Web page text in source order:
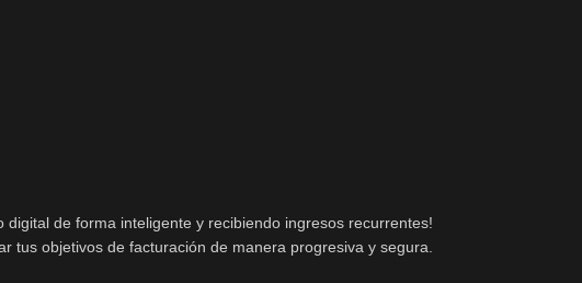
de forma inteligente y recibiendo ingresos recurrentes!
objetivos de facturación de manera progresiva y segura.